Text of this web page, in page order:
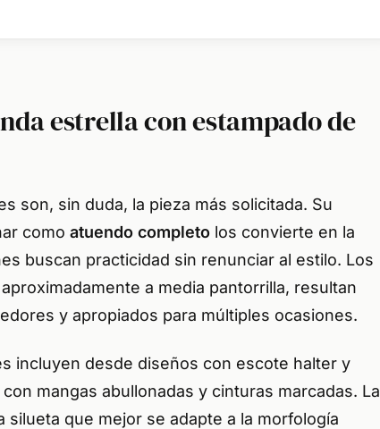
estrella con estampado de
son, sin duda, la pieza más solicitada. Su
como atuendo completo los convierte en la
buscan practicidad sin renunciar al estilo. Los
a media pantorrilla, resultan
y apropiados para múltiples ocasiones.
incluyen desde diseños con escote halter y
mangas abullonadas y cinturas marcadas. La
silueta que mejor se adapte a la morfología